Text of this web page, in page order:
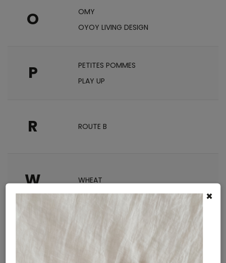
O
OMY
OYOY LIVING DESIGN
P
PETITES POMMES
PLAY UP
R ROUTE B
W WHEAT
Y YUKI KIDSWEAR
×